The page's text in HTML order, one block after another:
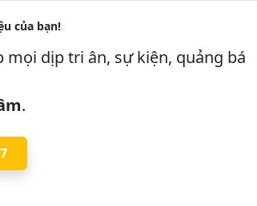
của bạn!
mọi dịp tri ân, sự kiện, quảng bá
.